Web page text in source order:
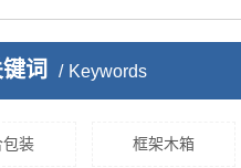
词 Keywords
包装 框架木箱